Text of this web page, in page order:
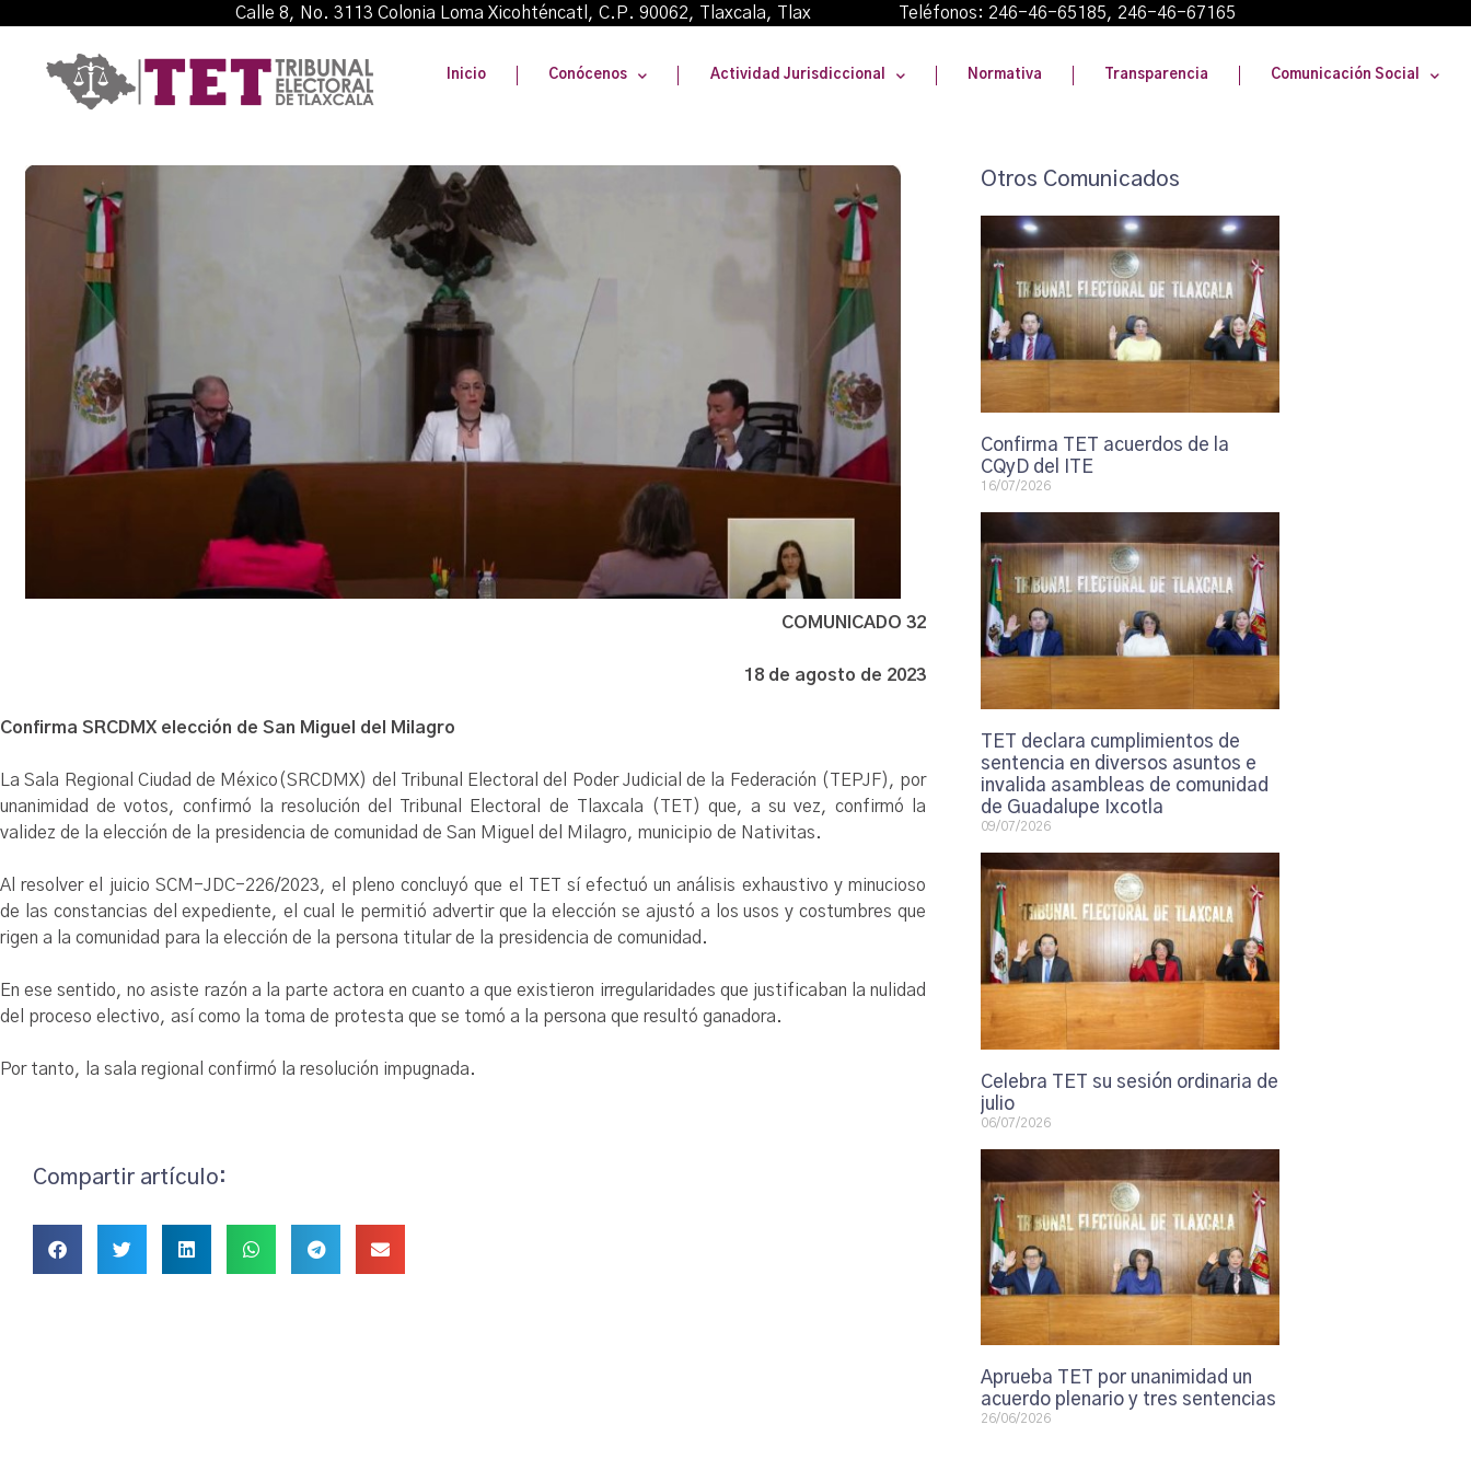
Calle 8, No. 3113 Colonia Loma Xicohténcatl, C.P. 90062, Tlaxcala, Tlax Teléfonos: 246-46-65185, 246-46-67165
Inicio Conócenos Actividad Jurisdiccional Normativa Transparencia Comunicación Social
COMUNICADO 32
18 de agosto de 2023
Confirma SRCDMX elección de San Miguel del Milagro
La Sala Regional Ciudad de México(SRCDMX) del Tribunal Electoral del Poder Judicial de la Federación (TEPJF), por
unanimidad de votos, confirmó la resolución del Tribunal Electoral de Tlaxcala (TET) que, a su vez, confirmó la
validez de la elección de la presidencia de comunidad de San Miguel del Milagro, municipio de Nativitas.
Al resolver el juicio SCM-JDC-226/2023, el pleno concluyó que el TET sí efectuó un análisis exhaustivo y minucioso
de las constancias del expediente, el cual le permitió advertir que la elección se ajustó a los usos y costumbres que
rigen a la comunidad para la elección de la persona titular de la presidencia de comunidad.
En ese sentido, no asiste razón a la parte actora en cuanto a que existieron irregularidades que justificaban la nulidad
del proceso electivo, así como la toma de protesta que se tomó a la persona que resultó ganadora.
Por tanto, la sala regional confirmó la resolución impugnada.
Compartir artículo:
Otros Comunicados
Confirma TET acuerdos de la
CQyD del ITE
16/07/2026
TET declara cumplimientos de
sentencia en diversos asuntos e
invalida asambleas de comunidad
de Guadalupe Ixcotla
09/07/2026
Celebra TET su sesión ordinaria de
julio
06/07/2026
Aprueba TET por unanimidad un
acuerdo plenario y tres sentencias
26/06/2026